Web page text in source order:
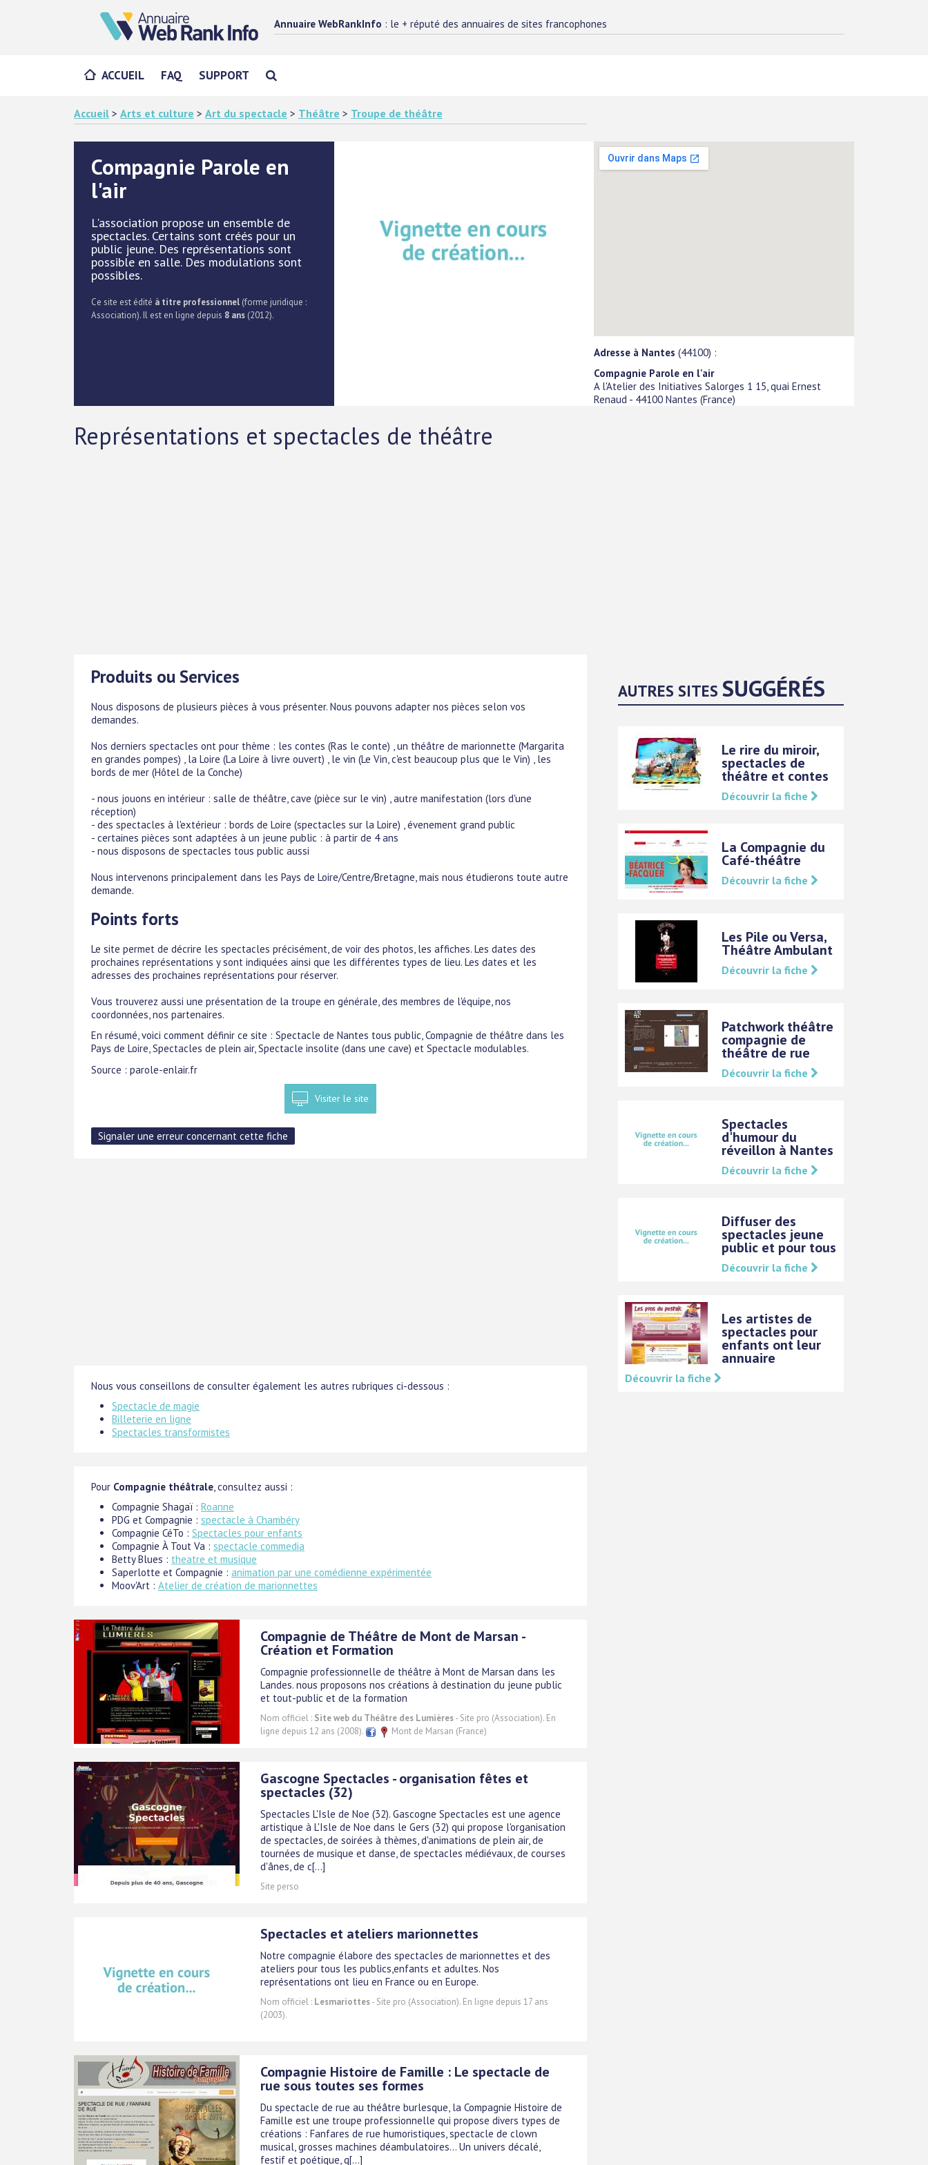
Annuaire WebRankInfo : le + réputé des annuaires de sites francophones
ACCUEIL FAQ SUPPORT
Accueil > Arts et culture > Art du spectacle > Théâtre > Troupe de théâtre
Compagnie Parole en
l'air
L'association propose un ensemble de
spectacles. Certains sont créés pour un
public jeune. Des représentations sont
possible en salle. Des modulations sont
possibles.
Ce site est édité à titre professionnel (forme juridique :
Association). Il est en ligne depuis 8 ans (2012).
Adresse à Nantes (44100) :
Compagnie Parole en l'air
A l'Atelier des Initiatives Salorges 1 15, quai Ernest
Renaud - 44100 Nantes (France)
Représentations et spectacles de théâtre
Produits ou Services
Nous disposons de plusieurs pièces à vous présenter. Nous pouvons adapter nos pièces selon vos
demandes.
Nos derniers spectacles ont pour thème : les contes (Ras le conte) , un théâtre de marionnette (Margarita
en grandes pompes) , la Loire (La Loire à livre ouvert) , le vin (Le Vin, c'est beaucoup plus que le Vin) , les
bords de mer (Hôtel de la Conche)
- nous jouons en intérieur : salle de théâtre, cave (pièce sur le vin) , autre manifestation (lors d'une
réception)
- des spectacles à l'extérieur : bords de Loire (spectacles sur la Loire) , évenement grand public
- certaines pièces sont adaptées à un jeune public : à partir de 4 ans
- nous disposons de spectacles tous public aussi
Nous intervenons principalement dans les Pays de Loire/Centre/Bretagne, mais nous étudierons toute autre
demande.
Points forts
Le site permet de décrire les spectacles précisément, de voir des photos, les affiches. Les dates des
prochaines représentations y sont indiquées ainsi que les différentes types de lieu. Les dates et les
adresses des prochaines représentations pour réserver.
Vous trouverez aussi une présentation de la troupe en générale, des membres de l'équipe, nos
coordonnées, nos partenaires.
En résumé, voici comment définir ce site : Spectacle de Nantes tous public, Compagnie de théâtre dans les
Pays de Loire, Spectacles de plein air, Spectacle insolite (dans une cave) et Spectacle modulables.
Source : parole-enlair.fr
Visiter le site
Nous vous conseillons de consulter également les autres rubriques ci-dessous :
Spectacle de magie
Billeterie en ligne
Spectacles transformistes
Pour Compagnie théâtrale , consultez aussi :
Compagnie Shagaï : Roanne
PDG et Compagnie : spectacle à Chambéry
Compagnie CéTo : Spectacles pour enfants
Compagnie À Tout Va : spectacle commedia
Betty Blues : theatre et musique
Saperlotte et Compagnie : animation par une comédienne expérimentée
Moov'Art : Atelier de création de marionnettes
Compagnie de Théâtre de Mont de Marsan -
Création et Formation
Compagnie professionnelle de théâtre à Mont de Marsan dans les
Landes. nous proposons nos créations à destination du jeune public
et tout-public et de la formation
Nom officiel : Site web du Théâtre des Lumières- Site pro (Association). En
ligne depuis 12 ans (2008).
Mont de Marsan (France)
Gascogne Spectacles - organisation fêtes et
spectacles (32)
Spectacles L'Isle de Noe (32). Gascogne Spectacles est une agence
artistique à L'Isle de Noe dans le Gers (32) qui propose l'organisation
de spectacles, de soirées à thèmes, d'animations de plein air, de
tournées de musique et danse, de spectacles médiévaux, de courses
d'ânes, de c[...]
Site perso
Spectacles et ateliers marionnettes
Notre compagnie élabore des spectacles de marionnettes et des
ateliers pour tous les publics,enfants et adultes. Nos
représentations ont lieu en France ou en Europe.
Nom officiel : Lesmariottes- Site pro (Association). En ligne depuis 17 ans
(2003).
Compagnie Histoire de Famille : Le spectacle de
rue sous toutes ses formes
Du spectacle de rue au théâtre burlesque, la Compagnie Histoire de
Famille est une troupe professionnelle qui propose divers types de
créations : Fanfares de rue humoristiques, spectacle de clown
musical, grosses machines déambulatoires... Un univers décalé,
festif et poétique, q[...]
AUTRES SITESSUGGÉRÉS
Le rire du miroir,
spectacles de
théâtre et contes
Découvrir la fiche
La Compagnie du
Café-théâtre
Découvrir la fiche
Les Pile ou Versa,
Théâtre Ambulant
Découvrir la fiche
Patchwork théâtre
compagnie de
théâtre de rue
Découvrir la fiche
Spectacles
d'humour du
réveillon à Nantes
Découvrir la fiche
Diffuser des
spectacles jeune
public et pour tous
Découvrir la fiche
Les artistes de
spectacles pour
enfants ont leur
annuaire
Découvrir la fiche